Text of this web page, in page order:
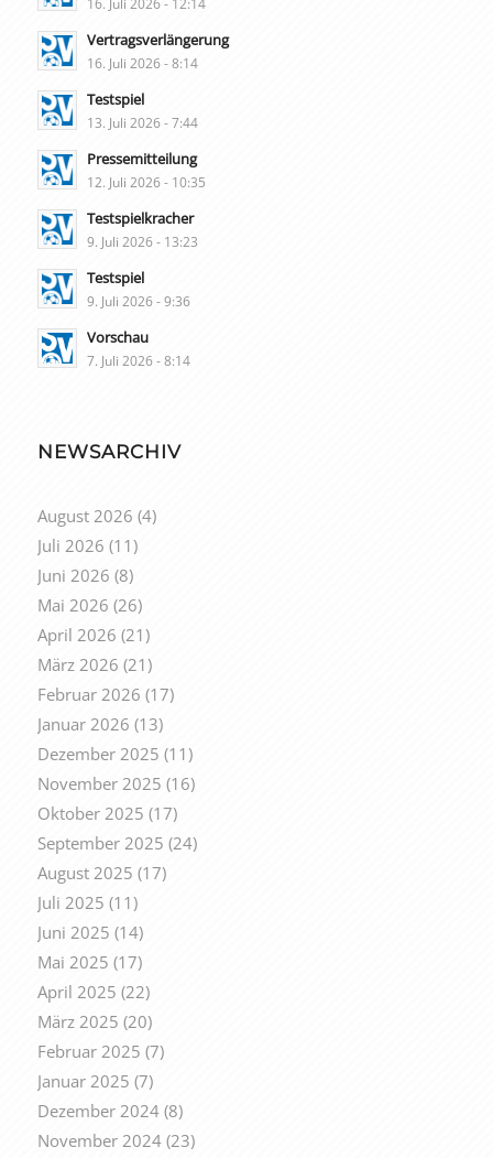
Vertragsverlängerung
16. Juli 2026 - 8:14
Testspiel
13. Juli 2026 - 7:44
Pressemitteilung
12. Juli 2026 - 10:35
Testspielkracher
9. Juli 2026 - 13:23
Testspiel
9. Juli 2026 - 9:36
Vorschau
7. Juli 2026 - 8:14
NEWSARCHIV
August 2026 (4)
Juli 2026 (11)
Juni 2026 (8)
Mai 2026 (26)
April 2026 (21)
März 2026 (21)
Februar 2026 (17)
Januar 2026 (13)
Dezember 2025 (11)
November 2025 (16)
Oktober 2025 (17)
September 2025 (24)
August 2025 (17)
Juli 2025 (11)
Juni 2025 (14)
Mai 2025 (17)
April 2025 (22)
März 2025 (20)
Februar 2025 (7)
Januar 2025 (7)
Dezember 2024(8)
November 2024(23)